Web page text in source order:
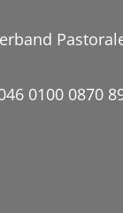
0100 0870
Kirche am
–